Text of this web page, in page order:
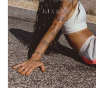
신발 스포츠 Jul 7, 2026